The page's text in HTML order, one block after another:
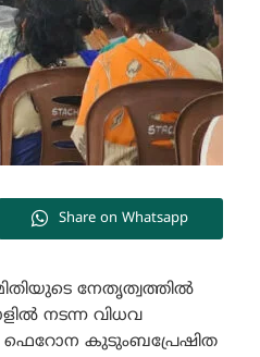
Share on Whatsapp
നേതൃത്വത്തിൽ
നടന്ന വിധവ
ഫെറോന കുടുംബപ്രേഷിത